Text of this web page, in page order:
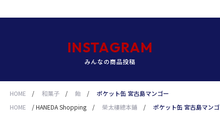
HOME / 和菓子 / 飴 /
ポケット缶 宮古島マンゴー
HOME
/HANEDA Shopping / 榮太樓總本鋪 / ポケット缶 宮古島マン
INSTAGRAM
みんなの商品投稿